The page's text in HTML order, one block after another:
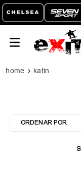
katin
ORDENAR POR